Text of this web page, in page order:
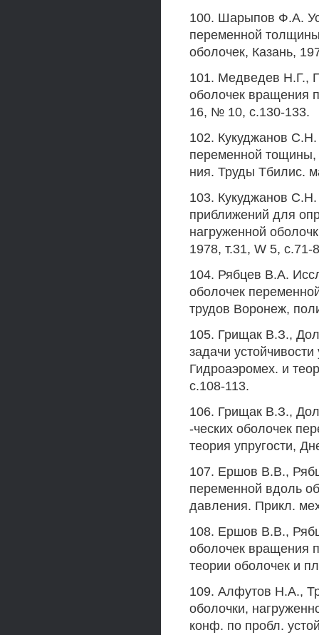
100. Шарыпов Ф.А.
переменной
оболочек, Казань,
101. Медведев Н.Г.,
оболочек вращения
16, № 10, с.130-133.
102. Кукуджанов С.Н.
переменной
ния. Труды Тбилис.
103. Кукуджанов
приближений для
нагруженной
1978, т.31, W 5, с.71-
104. Рябцев В.А.
оболочек
трудов Воронеж,
105. Грищак В.З.,
задачи
Гидроаэромех. и
с.108-113.
106. Грищак В.З.,
-ческих оболочек
теория упругости,
107. Ершов В.В.,
переменной вдоль
давления. Прикл.
108. Ершов В.В.,
оболочек вращения
теории оболочек и
109. Алфутов Н.А.,
оболочки,
конф. по пробл.